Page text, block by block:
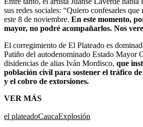
sus redes sociales: “Quiero confesarles
este 8 de noviembre. En este momento,
mayor, no podré acompañarlos. Nos
El corregimiento de El Plateado es
Patiño del autodenominado Estado Mayor
disidencias de alias Iván Mordisco, que
población civil para sostener el tráfico
y el cobro de extorsiones.
VER MÁS
el plateadoCaucaExplosión